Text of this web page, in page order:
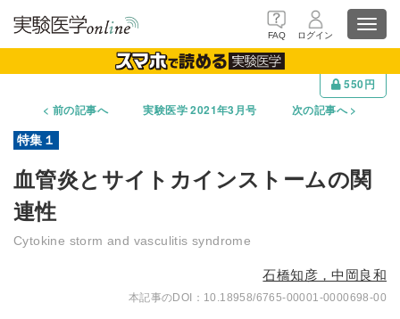
FAQ ログイン
550円
前の記事へ
実験医学 2021年3月号 次の記事へ
血管炎とサイトカインストームの関
連性
Cytokine storm and vasculitis syndrome
石橋知彦，中岡良和
10.18958/6765-00001-0000698-00